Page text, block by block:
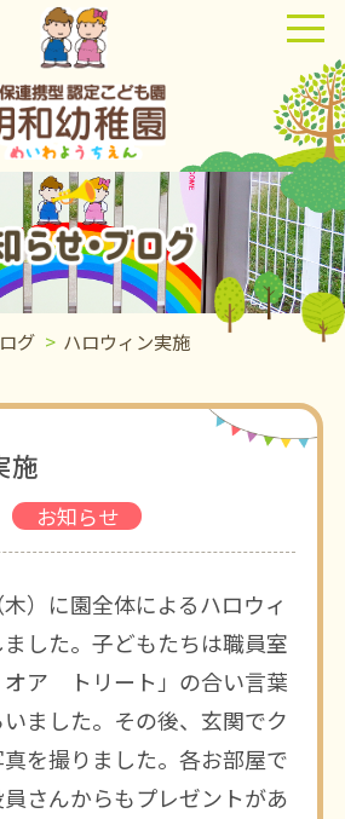
グ > ハロウィン実施
施
お知らせ
）に園全体によるハロウィ
した。子どもたちは職員室
ア トリート」の合い言葉
ました。その後、玄関でク
を撮りました。各お部屋で
さんからもプレゼントがあ